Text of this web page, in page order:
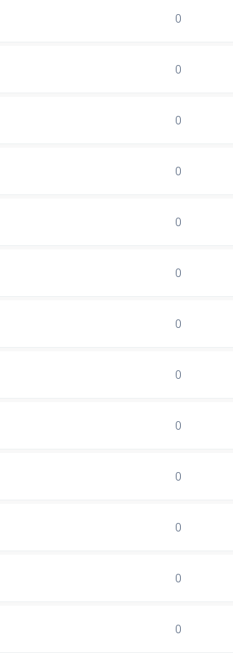
0
0
0
0
0
0
0
0
0
0
0
0
0